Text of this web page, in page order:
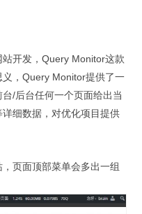
开发，Query Monitor这款
，Query Monitor提供了一
/后台任何一个页面给出当
细数据，对优化项目提供
页面顶部菜单会多出一组